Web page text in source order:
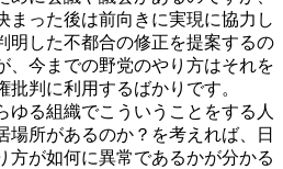
まった後は前向きに実現に協力し
明した不都合の修正を提案するの
、今までの野党のやり方はそれを
判に利用するばかりです。
ゆる組織でこういうことをする人
場所があるのか？を考えれば、日
方が如何に異常であるかが分かる